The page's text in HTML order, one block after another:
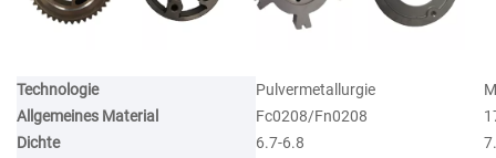
Technologie Pulvermetallurgie
Allgemeines Material
Fc0208/Fn0208
Dichte
6.7-6.8